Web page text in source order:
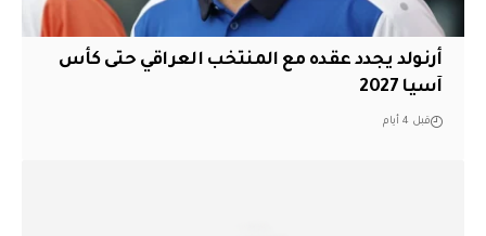
أرنولد يجدد عقده مع المنتخب العراقي حتى كأس
آسيا 2027
قبل 4 أيام